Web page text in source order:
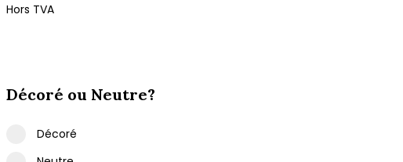
Hors TVA
Décoré ou Neutre?
Décoré